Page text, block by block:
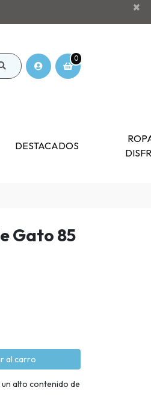
×
0
DESTACADOS
Gato 85
al carro
alto contenido de